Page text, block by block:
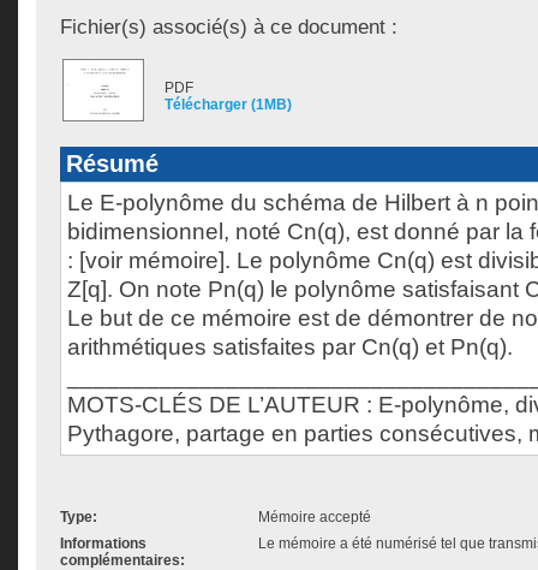
Fichier(s) associé(s) à ce document :
PDF
Télécharger (1MB)
Résumé
Le E-polynôme du schéma de Hilbert à n
bidimensionnel, noté Cn(q), est donné par la
: [voir mémoire]. Le polynôme Cn(q) est
Z[q]. On note Pn(q) le polynôme satisfaisant
Le but de ce mémoire est de démontrer de
arithmétiques satisfaites par Cn(q) et Pn(q).
MOTS-CLÉS DE L’AUTEUR : E-polynôme,
Pythagore, partage en parties consécutives,
Type:
Mémoire accepté
Informations
complémentaires:
Le mémoire a été numérisé tel que